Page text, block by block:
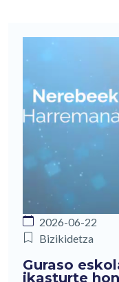
2026-06-22
Bizikidetza
Guraso
ikasturte